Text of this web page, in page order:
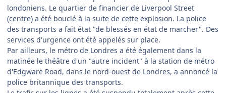
londoniens. Le quartier de financier de Liverpool Street
(centre) a été bouclé à la suite de cette explosion. La police
des transports a fait état "de blessés en état de marcher". Des
services d'urgence ont été appelés sur place.
Par ailleurs, le métro de Londres a été également dans la
matinée le théâtre d'un "autre incident" à la station de métro
d'Edgware Road, dans le nord-ouest de Londres, a annoncé la
police britannique des transports.